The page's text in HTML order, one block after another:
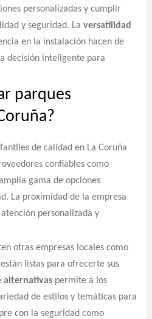
personalizadas y cumplir
y seguridad. La versatilidad
en la instalación hacen de
decisión inteligente para
parques
de calidad en La Coruña
confiables como
gama de opciones
La proximidad de la empresa
personalizada y
otras empresas locales como
listas para ofrecerte sus
alternativaspermite a los
de estilos y temáticas para
con la seguridad como